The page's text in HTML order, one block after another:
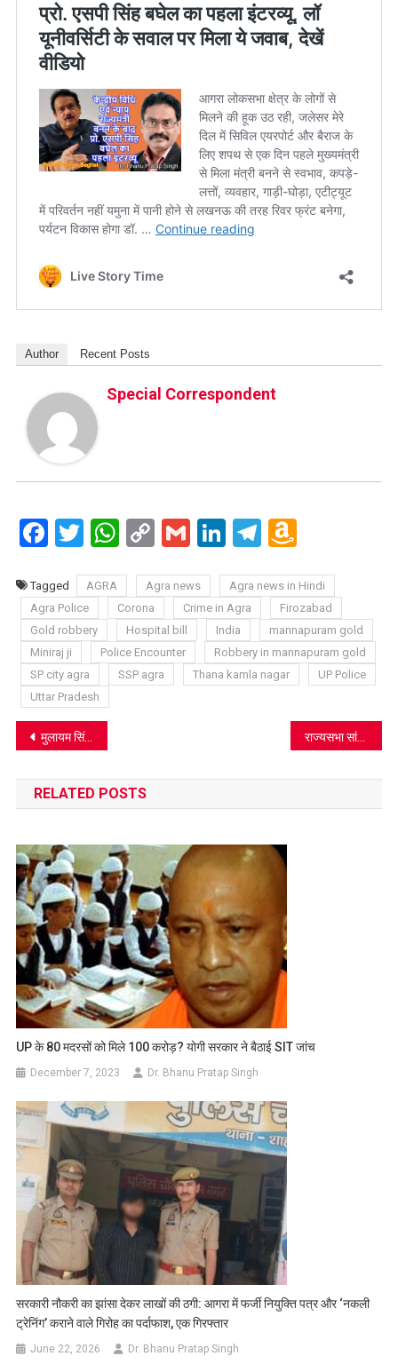
Author Recent Posts
Special Correspondent
Facebook
TwitterWhatsApp
CopyGmailLinkedIn
Telegram
List
Tagged AGRA Agra news
Agra news in Hindi
Agra Police
Corona Crime in Agra
Firozabad
Gold robbery
Hospital bill India
mannapuram gold
Miniraj ji
Police Encounter
Robbery in mannapuram gold
SP city agra
SSP agra Thana kamla nagar
UP Police
Uttar Pradesh
Post
navigation
मुलायम सिंह यूथ ब्रिगेड के पदाधिकारी घोषित, मुस्तकीम कुरैशी आगरा महानगर अध्यक्ष, देखें पूरी सूची राज्यसभा सांसद हरद्वार दुबे अब सात समितियों के सदस्य
RELATED POSTS
UP के 80 मदरसों को मिले 100 करोड़? योगी सरकार ने बैठाई SIT जांच
December 7, 2023 Dr. Bhanu Pratap Singh
सरकारी नौकरी का झांसा देकर लाखों की ठगी: आगरा में फर्जी नियुक्ति पत्र और ‘नकली
ट्रेनिंग’ कराने वाले गिरोह का पर्दाफाश, एक गिरफ्तार
June 22, 2026 Dr. Bhanu Pratap Singh